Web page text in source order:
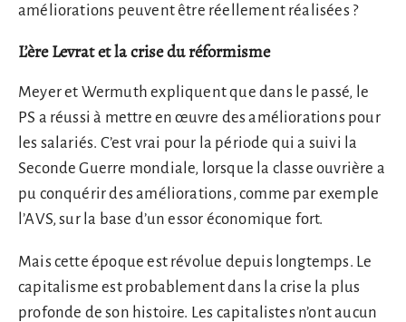
améliorations peuvent être réellement réalisées ?
L’ère Levrat et la crise du réformisme
Meyer et Wermuth expliquent que dans le passé, le
PS a réussi à mettre en œuvre des améliorations pour
les salariés. C’est vrai pour la période qui a suivi la
Seconde Guerre mondiale, lorsque la classe ouvrière a
pu conquérir des améliorations, comme par exemple
l’AVS, sur la base d’un essor économique fort.
Mais cette époque est révolue depuis longtemps. Le
capitalisme est probablement dans la crise la plus
profonde de son histoire. Les capitalistes n’ont aucun